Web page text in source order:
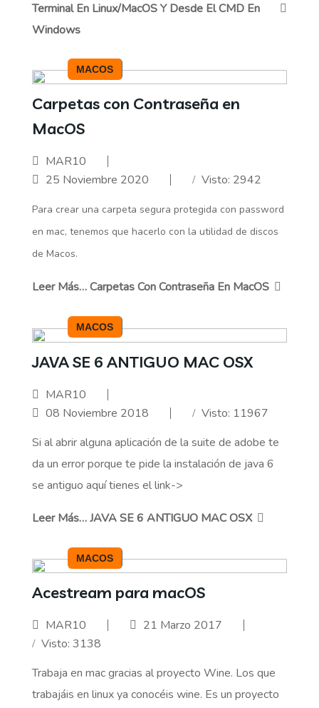
Terminal En Linux/macOS Y Desde El CMD En
Windows
Carpetas con Contraseña en
MacOS
MAR10
MACOS
25 Noviembre 2020 Visto: 2942
Para crear una carpeta segura protegida con password
en mac, tenemos que hacerlo con la utilidad de discos
de Macos.
Leer Más… Carpetas Con Contraseña En MacOS
JAVA SE 6 ANTIGUO MAC OSX
MAR10
MACOS
08 Noviembre 2018
Visto: 11967
Si al abrir alguna aplicación de la suite de adobe te
da un error porque te pide la instalación de java 6
se antiguo aquí tienes el link->
Leer Más… JAVA SE 6 ANTIGUO MAC OSX
Acestream para macOS
MAR10
MACOS
21 Marzo 2017
Visto: 3138
Trabaja en mac gracias al proyecto Wine. Los que
trabajáis en linux ya conocéis wine. Es un proyecto